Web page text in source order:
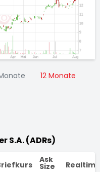
12 Monate
S.A. (ADRs)
Ask
Size